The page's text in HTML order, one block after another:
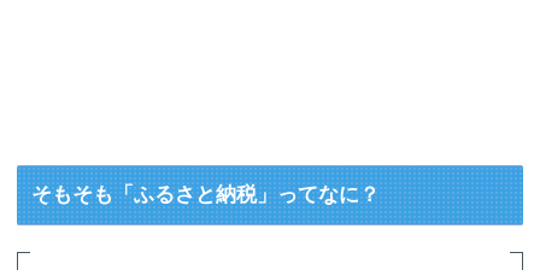
そもそも「ふるさと納税」ってなに？